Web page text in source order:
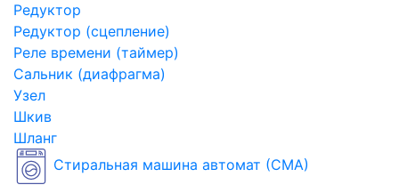
Редуктор
Редуктор (сцепление)
Реле времени (таймер)
Сальник (диафрагма)
Узел
Шкив
Шланг
Стиральная машина автомат (СМА)